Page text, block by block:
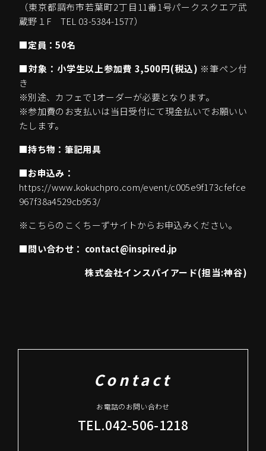
（東京都調布市若葉町2丁目11番1号パークスクエア武
蔵野１F TEL 03-5384-1577）
■定員：50名
■対象：小学生以上参加費 3,500円(税込) ※筆ペン付
き
※別途、カフェで1オーダーが必要となります。
※参加費のお支払いは当日受付にて現金払いでお願いい
たします。
■持ち物：筆記用具
■お申込み：
https://www.kokuchpro.com/event/c005e9f173cfefce
967f38a4529cb953/
※こちらのこくちーずサイトからお申込みください。
■問い合わせ： contact@inspired.jp
株式会社インスパイアード(担当:神谷)
Contact
お電話のお問い合わせ
TEL.042-506-1218